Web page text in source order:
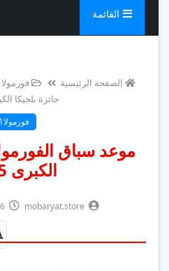
القائمة
الصفحة الرئيسية فورمولا1
جائزة بلجيكا الكبرى
فورمولا1
الكبرى 2025
mobaryat.store 26 يوليو 2025